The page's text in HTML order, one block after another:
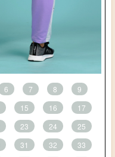
6 7 8
9
15 16
17
23 24
25
31 32
33